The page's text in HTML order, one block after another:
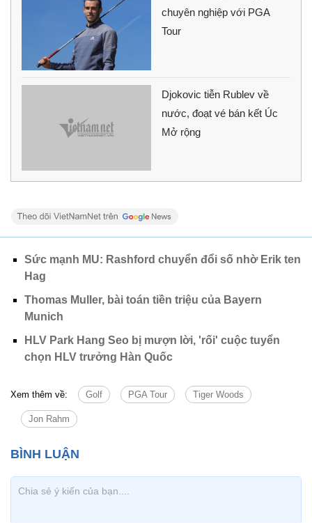
chuyên nghiệp với PGA
Tour
Djokovic tiễn Rublev về
nước, đoạt vé bán kết Úc
Mở rộng
Sức mạnh MU: Rashford chuyển đổi số nhờ Erik ten
Hag
Thomas Muller, bài toán tiền triệu của Bayern
Munich
HLV Park Hang Seo bị mượn lời, 'rối' cuộc tuyển
chọn HLV trưởng Hàn Quốc
Xem thêm về: Golf PGA Tour Tiger Woods
Jon Rahm